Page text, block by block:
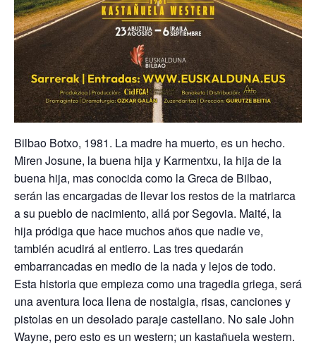
Bilbao Botxo, 1981. La madre ha muerto, es un hecho.
Miren Josune, la buena hija y Karmentxu, la hija de la
buena hija, mas conocida como la Greca de Bilbao,
serán las encargadas de llevar los restos de la matriarca
a su pueblo de nacimiento, allá por Segovia. Maité, la
hija pródiga que hace muchos años que nadie ve,
también acudirá al entierro. Las tres quedarán
embarrancadas en medio de la nada y lejos de todo.
Esta historia que empieza como una tragedia griega, será
una aventura loca llena de nostalgia, risas, canciones y
pistolas en un desolado paraje castellano. No sale John
Wayne, pero esto es un western; un kastañuela western.